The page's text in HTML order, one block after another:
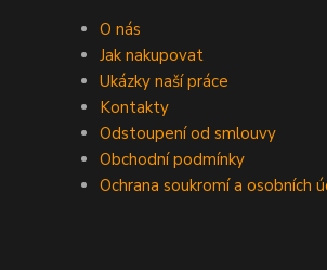
O nás
Jak nakupovat
Ukázky naší práce
Kontakty
Odstoupení od smlouvy
Obchodní podmínky
Ochrana soukromí a osobních